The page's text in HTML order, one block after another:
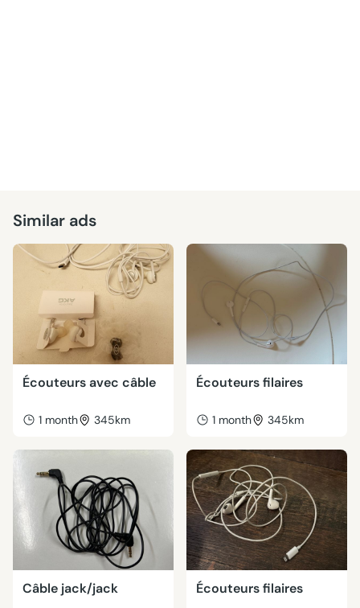
Similar ads
Écouteurs avec câble
1 month 345km
Écouteurs filaires
1 month 345km
Câble jack/jack Écouteurs filaires